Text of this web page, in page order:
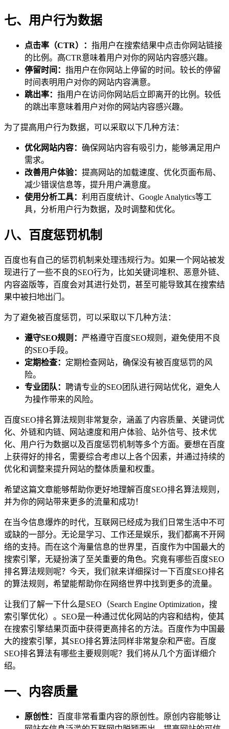
七、用户行为数据
点击率（CTR）： 指用户在搜索结果中点击你网站链接
的比例。高CTR意味着用户对你的网站内容感兴趣。
停留时间： 指用户在你网站上停留的时间。较长的停留
时间表明用户对你的网站内容满意。
跳出率： 指用户在访问你网站后立即离开的比例。较低
的跳出率意味着用户对你的网站内容感兴趣。
为了提高用户行为数据，可以采取以下几种方法：
优化网站内容： 确保网站内容有吸引力，能够满足用户
需求。
改善用户体验： 提高网站的加载速度、优化页面布局、
减少错误信息等，提升用户满意度。
使用分析工具： 利用百度统计、Google Analytics等工
具，分析用户行为数据，及时调整和优化。
八、百度惩罚机制
百度也有自己的惩罚机制来处理违规行为。如果一个网站被发
现进行了一些不良的SEO行为，比如关键词堆积、恶意外链、
内容盗版等，百度会对其进行处罚，甚至可能导致其在搜索结
果中被扫地出门。
为了避免被百度惩罚，可以采取以下几种方法：
遵守SEO规则： 严格遵守百度SEO规则，避免使用不良
的SEO手段。
定期检查： 定期检查网站，确保没有被百度惩罚的风
险。
专业团队： 聘请专业的SEO团队进行网站优化，避免人
为操作带来的风险。
百度SEO排名算法规则非常复杂，涵盖了内容质量、关键词优
化、外链和内链、网站速度和用户体验、站外信号、技术优
化、用户行为数据以及百度惩罚机制等多个方面。要想在百度
上获得好的排名，需要综合考虑以上各个因素，并通过持续的
优化和调整来提升网站的整体质量和权重。
希望这篇文章能够帮助你更好地理解百度SEO排名算法规则，
并为你的网站带来更多的流量和成功！
在当今信息爆炸的时代，互联网已经成为我们日常生活中不可
或缺的一部分。无论是学习、工作还是娱乐，我们都离不开网
络的支持。而在这个海量信息的世界里，百度作为中国最大的
搜索引擎，无疑扮演了至关重要的角色。究竟有哪些百度SEO
排名算法规则呢？今天，我们就来详细探讨一下百度SEO排名
的算法规则，希望能帮助你在网络世界中找到更多的流量。
让我们了解一下什么是SEO（Search Engine Optimization，搜
索引擎优化）。SEO是一种通过优化网站的内容和结构，使其
在搜索引擎结果页面中获得更高排名的方法。百度作为中国最
大的搜索引擎，其SEO排名算法同样非常复杂和严密。百度
SEO排名算法有哪些主要规则呢？我们将从几个方面详细介
绍。
一、内容质量
原创性： 百度非常看重内容的原创性。原创内容能够让